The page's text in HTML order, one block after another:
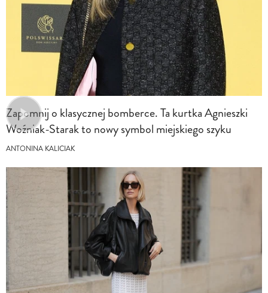
Zapomnij o klasycznej bomberce. Ta kurtka Agnieszki
Woźniak-Starak to nowy symbol miejskiego szyku
ANTONINA KALICIAK